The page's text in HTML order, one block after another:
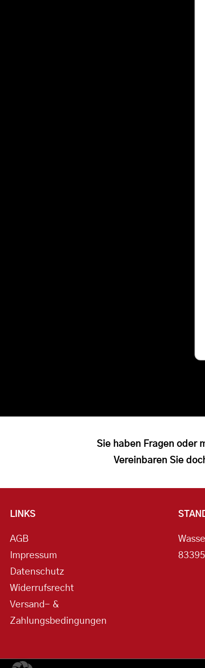
Sie haben Fragen oder
Vereinbaren Sie
LINKS
AGB
Impressum
Datenschutz
Widerrufsrecht
Versand- &
Zahlungsbedingungen